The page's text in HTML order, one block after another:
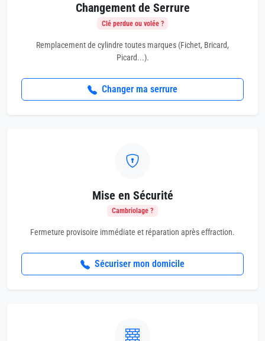
Changement de Serrure
Clé perdue ou volée ?
Remplacement de cylindre toutes marques (Fichet, Bricard,
Picard...).
Changer ma serrure
Mise en Sécurité
Cambriolage ?
Fermeture provisoire immédiate et réparation après effraction.
Sécuriser mon domicile